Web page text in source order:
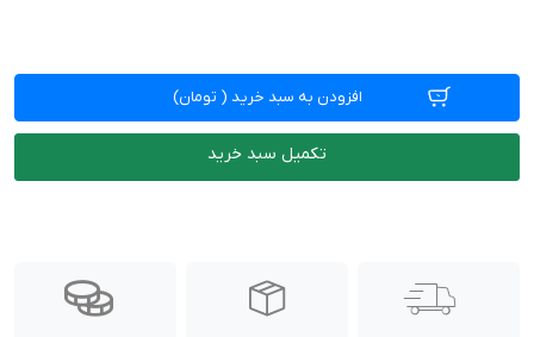
افزودن به سبد خرید ( تومان)
تکمیل سبد خرید